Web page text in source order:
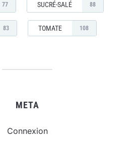
77 SUCRÉ-SALÉ 88
83 TOMATE 108
META
Connexion